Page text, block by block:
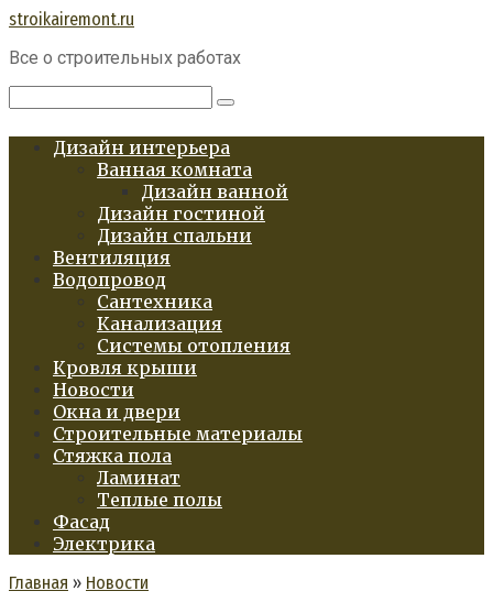
Перейти
контенту
stroikairemont.ru
Все о строительных работах
Дизайн интерьера
Ванная комната
Дизайн ванной
Дизайн гостиной
Дизайн спальни
Вентиляция
Водопровод
Сантехника
Канализация
Системы отопления
Кровля крыши
Новости
Окна и двери
Строительные материалы
Стяжка пола
Ламинат
Теплые полы
Фасад
Электрика
Главная » Новости